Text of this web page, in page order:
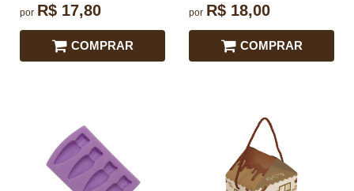
por R$ 17,80
COMPRAR
por R$ 18,00
COMPRAR